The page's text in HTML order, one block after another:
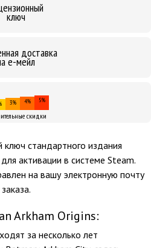
ключ
доставка
е-мейл
3% 4% 5%
скидки
стандартного издания
активации в системе Steam.
на вашу электронную почту
Arkham Origins:
за несколько лет